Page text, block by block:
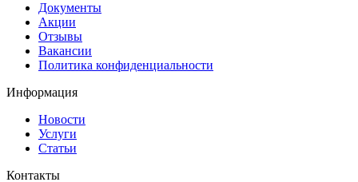
Документы
Акции
Отзывы
Вакансии
Политика конфиденциальности
Информация
Новости
Услуги
Статьи
Контакты